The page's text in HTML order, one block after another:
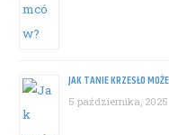
JAK TANIE KRZESŁO
5 października, 2025